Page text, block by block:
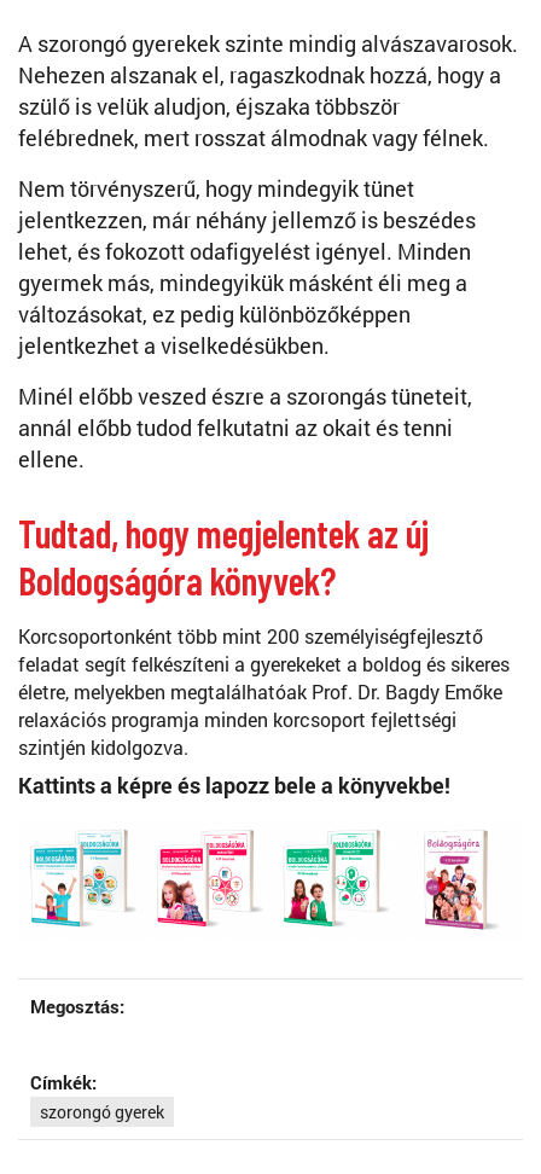
A szorongó gyerekek szinte mindig alvászavarosok.
Nehezen alszanak el, ragaszkodnak hozzá, hogy a
szülő is velük aludjon, éjszaka többször
felébrednek, mert rosszat álmodnak vagy félnek.
Nem törvényszerű, hogy mindegyik tünet
jelentkezzen, már néhány jellemző is beszédes
lehet, és fokozott odafigyelést igényel. Minden
gyermek más, mindegyikük másként éli meg a
változásokat, ez pedig különbözőképpen
jelentkezhet a viselkedésükben.
Minél előbb veszed észre a szorongás tüneteit,
annál előbb tudod felkutatni az okait és tenni
ellene.
Tudtad, hogy megjelentek az új
Boldogságóra könyvek?
Korcsoportonként több mint 200 személyiségfejlesztő
feladat segít felkészíteni a gyerekeket a boldog és sikeres
életre, melyekben megtalálhatóak Prof. Dr. Bagdy Emőke
relaxációs programja minden korcsoport fejlettségi
szintjén kidolgozva.
Kattints a képre és lapozz bele a könyvekbe!
Megosztás:
Címkék:
szorongó gyerek